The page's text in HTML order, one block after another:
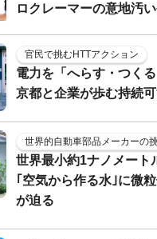
ロクレーマーの意地汚
官民で挑むHTTアクション
電力を「へらす・つく
京都と企業が歩む持続
世界的自動車部品メーカーの
世界最小約1ナノメート
｢空気から作る水｣に微
が迫る